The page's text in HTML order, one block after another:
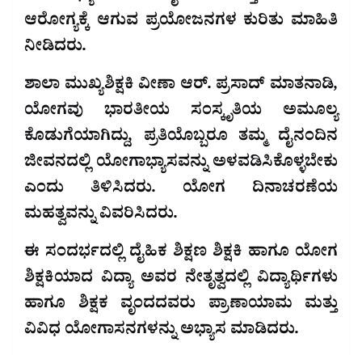
ಆರೋಗ್ಯಕ್ಕೆ ಆಗುವ ಪ್ರಯೋಜನಗಳ ಕುರಿತು ಮಾಹಿತಿ
ನೀಡಿದರು.
ಶಾಲಾ ಮುಖ್ಯಶಿಕ್ಷಕಿ ವೀಣಾ ಆರ್. ಪ್ರಸಾದ್ ಮಾತನಾಡಿ,
ಯೋಗವು ಭಾರತೀಯ ಸಂಸ್ಕೃತಿಯ ಅಮೂಲ್ಯ
ಕೊಡುಗೆಯಾಗಿದ್ದು, ಪ್ರತಿಯೊಬ್ಬರೂ ತಮ್ಮ ದೈನಂದಿನ
ಜೀವನದಲ್ಲಿ ಯೋಗಾಭ್ಯಾಸವನ್ನು ಅಳವಡಿಸಿಕೊಳ್ಳಬೇಕು
ಎಂದು ತಿಳಿಸಿದರು. ಯೋಗ ದಿನಾಚರಣೆಯ
ಮಹತ್ವವನ್ನು ವಿವರಿಸಿದರು.
ಈ ಸಂದರ್ಭದಲ್ಲಿ ದೈಹಿಕ ಶಿಕ್ಷಣ ಶಿಕ್ಷಕಿ ಹಾಗೂ ಯೋಗ
ಶಿಕ್ಷಕಿಯಾದ ವಿದ್ಯಾ ಅವರ ನೇತೃತ್ವದಲ್ಲಿ ವಿದ್ಯಾರ್ಥಿಗಳು
ಹಾಗೂ ಶಿಕ್ಷಕ ವೃಂದದವರು ಪ್ರಾಣಾಯಾಮ ಮತ್ತು
ವಿವಿಧ ಯೋಗಾಸನಗಳನ್ನು ಅಭ್ಯಾಸ ಮಾಡಿದರು.